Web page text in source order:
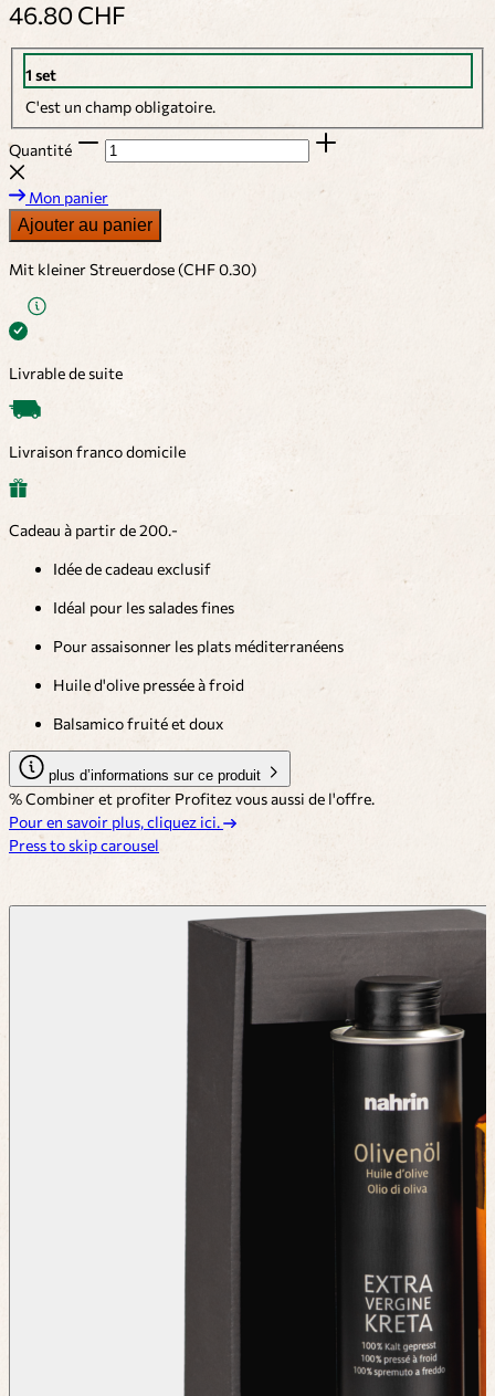
46.80 CHF
1 set
C'est un champ obligatoire.
Quantité
Mon panier
Ajouter au panier
Mit kleiner Streuerdose (CHF 0.30)
Livrable de suite
Livraison franco domicile
Cadeau à partir de 200.-
Idée de cadeau exclusif
Idéal pour les salades fines
Pour assaisonner les plats méditerranéens
Huile d'olive pressée à froid
Balsamico fruité et doux
plus d’informations sur ce produit
% Combiner et profiter Profitez vous aussi de l'offre.
Pour en savoir plus, cliquez ici.
Press to skip carousel